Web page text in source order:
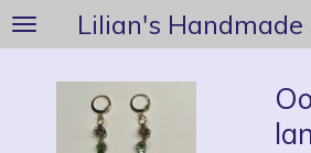
Ga
direct
hoofdinhoud
Lilian's Handmade